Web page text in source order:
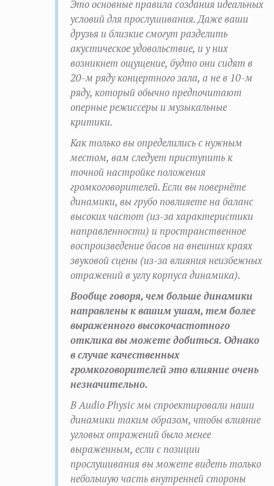
Это основные правила создания идеальных
условий для прослушивания. Даже ваши
друзья и близкие смогут разделить
акустическое удовольствие, и у них
возникнет ощущение, будто они сидят в
20-м ряду концертного зала, а не в 10-м
ряду, который обычно предпочитают
оперные режиссеры и музыкальные
критики.
Как только вы определились с нужным
местом, вам следует приступить к
точной настройке положения
громкоговорителей. Если вы повернёте
динамики, вы грубо повлияете на баланс
высоких частот (из-за характеристики
направленности) и пространственное
воспроизведение басов на внешних краях
звуковой сцены (из-за влияния неизбежных
отражений в углу корпуса динамика).
Вообще говоря, чем больше динамики
направлены к вашим ушам, тем более
выраженного высокочастотного
отклика вы можете добиться. Однако
в случае качественных
громкоговорителей это влияние очень
незначительно.
В Audio Physic мы спроектировали наши
динамики таким образом, чтобы влияние
угловых отражений было менее
выраженным, если с позиции
прослушивания вы можете видеть только
небольшую часть внутренней стороны